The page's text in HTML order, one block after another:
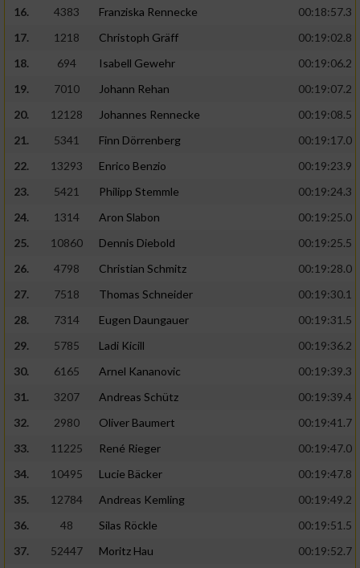
16.
4383 Franziska Rennecke
00:18:57.3
17.
1218 Christoph Gräff
00:19:02.8
18.
694 Isabell Gewehr
00:19:06.2
19.
7010 Johann Rehan
00:19:07.2
20.
12128 Johannes Rennecke
00:19:08.5
21.
5341 Finn Dörrenberg
00:19:17.0
22.
13293 Enrico Benzio
00:19:23.9
23.
5421 Philipp Stemmle
00:19:24.3
24.
1314 Aron Slabon
00:19:25.0
25.
10860 Dennis Diebold
00:19:25.5
26.
4798 Christian Schmitz
00:19:28.0
27.
7518 Thomas Schneider
00:19:30.1
28.
7314 Eugen Daungauer
00:19:31.5
29.
5785 Ladi Kicill
00:19:36.2
30.
6165 Arnel Kananovic
00:19:39.3
31.
3207 Andreas Schütz
00:19:39.4
32.
2980 Oliver Baumert
00:19:41.7
33.
11225 René Rieger
00:19:47.0
34.
10495 Lucie Bäcker
00:19:47.8
35.
12784 Andreas Kemling
00:19:49.2
36.
48 Silas Röckle
00:19:51.5
37.
52447 Moritz Hau
00:19:52.7